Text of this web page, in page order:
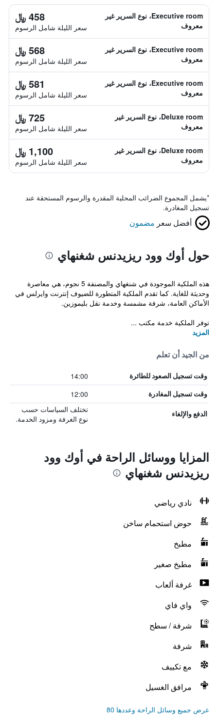
Executive room، نوع السرير غير
معروف
458 ﷼
سعر الليلة شامل الرسوم
Executive room، نوع السرير غير
معروف
568 ﷼
سعر الليلة شامل الرسوم
Executive room، نوع السرير غير
معروف
581 ﷼
سعر الليلة شامل الرسوم
Deluxe room، نوع السرير غير
معروف
725 ﷼
سعر الليلة شامل الرسوم
Deluxe room، نوع السرير غير
معروف
1,100 ﷼
سعر الليلة شامل الرسوم
*يشمل المجموع الضرائب المحلية المقدرة والرسوم المستحقة عند
تسجيل المغادرة.
أفضل سعر مضمون
حول أوك وود ريزيدنس شغنهاي
هذه الملكية الموجودة في شنغهاي والمصنفة 5 نجوم، هي معاصرة
وحديثة للغاية. كما تقدم الملكية المتطورة للضيوف إنترنت وايرلس في
الأماكن العامة، شرفة مشمسة وخدمة نقل بليموزين.
توفر الملكية خدمة مكتب ...
المزيد
من الجيد أن تعلم
وقت تسجيل الصعود للطائرة 14:00
وقت تسجيل المغادرة 12:00
الدفع والإلغاء
تختلف السياسات حسب
نوع الغرفة ومزود الخدمة.
المزايا ووسائل الراحة في أوك وود
ريزيدنس شغنهاي
نادي رياضي
حوض استحمام ساخن
مطبخ
مطبخ صغير
غرفة ألعاب
واي فاي
شرفة / سطح
شرفة
مع تكييف
مرافق الغسيل
عرض جميع وسائل الراحة وعددها 80